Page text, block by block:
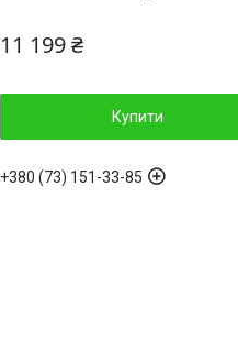
11 199 ₴
Купити
+380 (73) 151-33-85